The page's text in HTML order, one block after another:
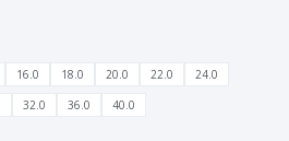
16.0 18.0 20.0 22.0
24.0
32.0 36.0 40.0